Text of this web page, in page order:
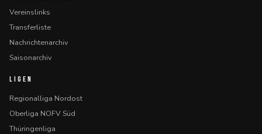
Vereinslinks
Transferliste
Nachrichtenarchiv
Saisonarchiv
LIGEN
Regionalliga Nordost
Oberliga NOFV Süd
Thüringenliga